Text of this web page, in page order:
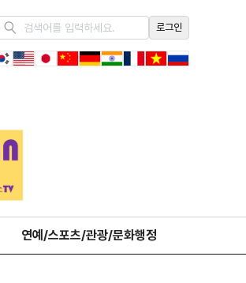
로그인
연예/스포츠/관광/문화행정